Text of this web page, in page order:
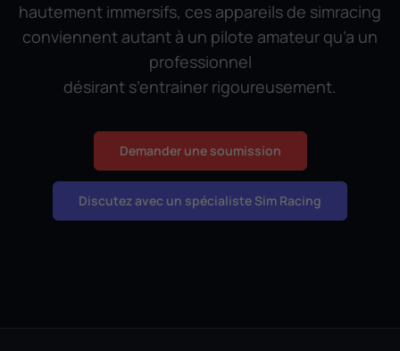
hautement immersifs, ces appareils de simracing
conviennent autant à un pilote amateur qu’a un
professionnel
désirant s’entrainer rigoureusement.
Demander une soumission
Discutez avec un spécialiste Sim Racing